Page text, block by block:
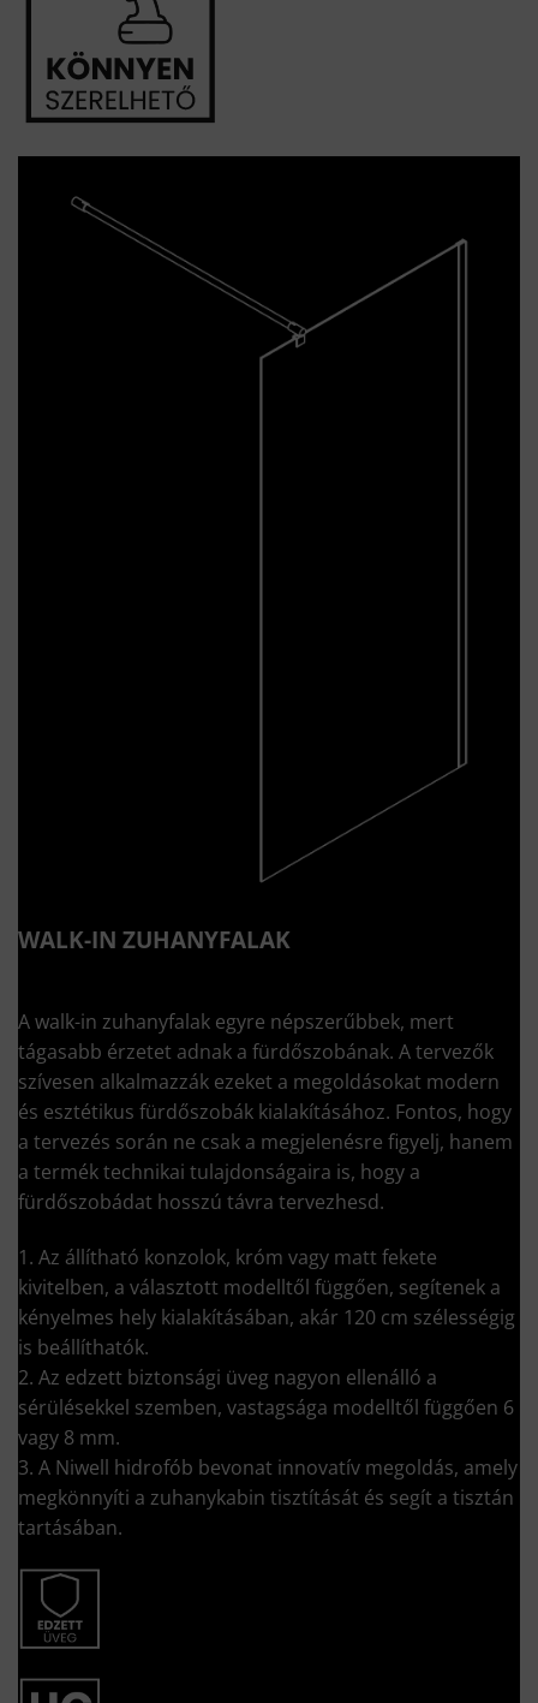
WALK-IN ZUHANYFALAK
A walk-in zuhanyfalak egyre népszerűbbek, mert
tágasabb érzetet adnak a fürdőszobának. A tervezők
szívesen alkalmazzák ezeket a megoldásokat modern
és esztétikus fürdőszobák kialakításához. Fontos, hogy
a tervezés során ne csak a megjelenésre figyelj, hanem
a termék technikai tulajdonságaira is, hogy a
fürdőszobádat hosszú távra tervezhesd.
1. Az állítható konzolok, króm vagy matt fekete
kivitelben, a választott modelltől függően, segítenek a
kényelmes hely kialakításában, akár 120 cm szélességig
is beállíthatók.
2. Az edzett biztonsági üveg nagyon ellenálló a
sérülésekkel szemben, vastagsága modelltől függően 6
vagy 8 mm.
3. A Niwell hidrofób bevonat innovatív megoldás, amely
megkönnyíti a zuhanykabin tisztítását és segít a tisztán
tartásában.